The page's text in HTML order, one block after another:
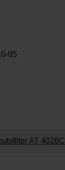
05
AT 4028C